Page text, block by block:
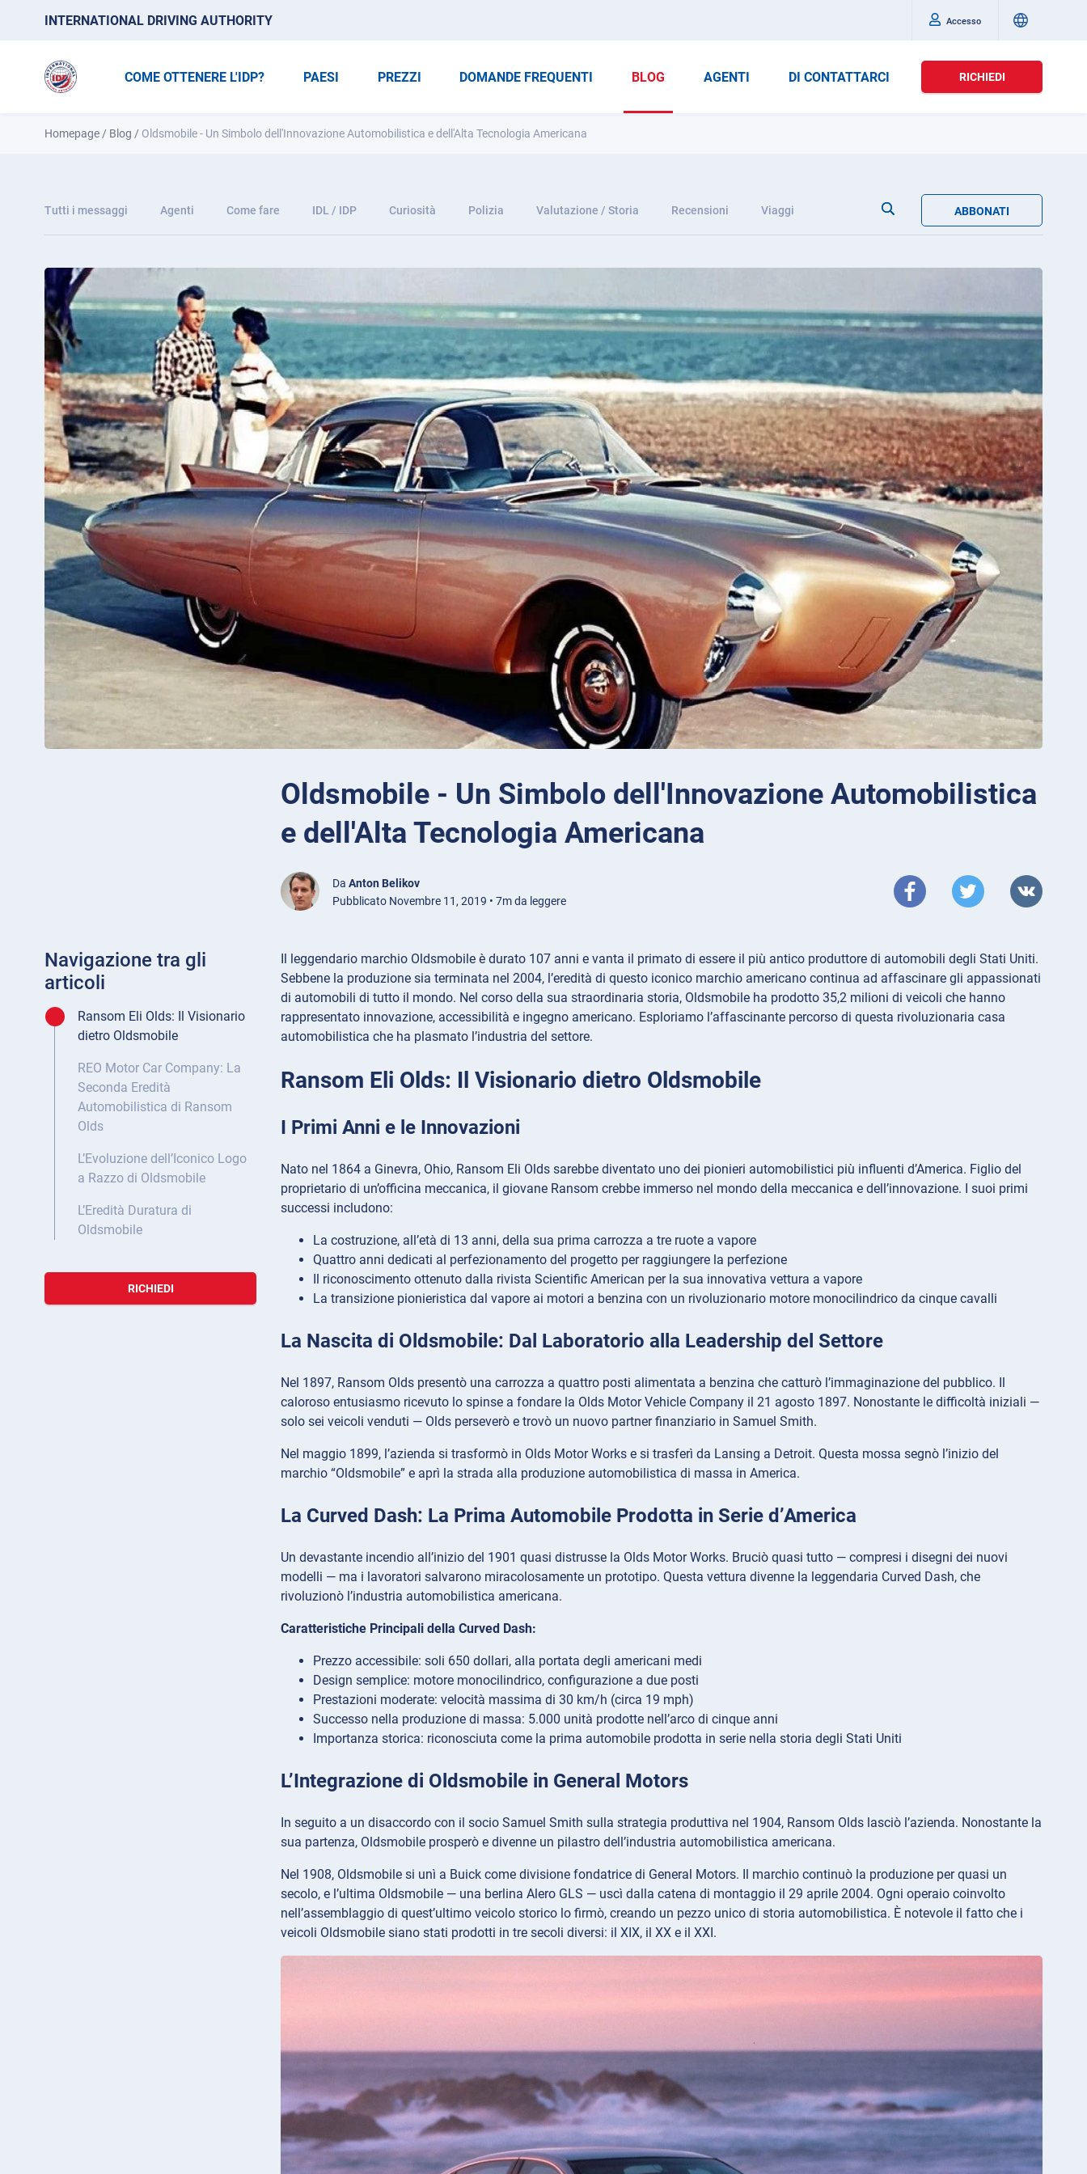
INTERNATIONAL DRIVING AUTHORITY Accesso
COME OTTENERE L'IDP? PAESI PREZZI DOMANDE FREQUENTI BLOG AGENTI DI CONTATTARCI RICHIEDI
Homepage / Blog / Oldsmobile - Un Simbolo dell'Innovazione Automobilistica e dell'Alta Tecnologia Americana
Tutti i messaggi Agenti Come fare IDL / IDP Curiosità Polizia Valutazione / Storia Recensioni Viaggi ABBONATI
Oldsmobile - Un Simbolo dell'Innovazione Automobilistica
e dell'Alta Tecnologia Americana
Da Anton Belikov
Pubblicato Novembre 11, 2019 • 7m da leggere
Navigazione tra gli
articoli
Ransom Eli Olds: Il Visionario
dietro Oldsmobile
REO Motor Car Company: La
Seconda Eredità
Automobilistica di Ransom
Olds
L’Evoluzione dell’Iconico Logo
a Razzo di Oldsmobile
L’Eredità Duratura di
Oldsmobile
RICHIEDI
Il leggendario marchio Oldsmobile è durato 107 anni e vanta il primato di essere il più antico produttore di automobili degli Stati Uniti.
Sebbene la produzione sia terminata nel 2004, l’eredità di questo iconico marchio americano continua ad affascinare gli appassionati
di automobili di tutto il mondo. Nel corso della sua straordinaria storia, Oldsmobile ha prodotto 35,2 milioni di veicoli che hanno
rappresentato innovazione, accessibilità e ingegno americano. Esploriamo l’affascinante percorso di questa rivoluzionaria casa
automobilistica che ha plasmato l’industria del settore.
Ransom Eli Olds: Il Visionario dietro Oldsmobile
I Primi Anni e le Innovazioni
Nato nel 1864 a Ginevra, Ohio, Ransom Eli Olds sarebbe diventato uno dei pionieri automobilistici più influenti d’America. Figlio del
proprietario di un’officina meccanica, il giovane Ransom crebbe immerso nel mondo della meccanica e dell’innovazione. I suoi primi
successi includono:
La costruzione, all’età di 13 anni, della sua prima carrozza a tre ruote a vapore
Quattro anni dedicati al perfezionamento del progetto per raggiungere la perfezione
Il riconoscimento ottenuto dalla rivista Scientific American per la sua innovativa vettura a vapore
La transizione pionieristica dal vapore ai motori a benzina con un rivoluzionario motore monocilindrico da cinque cavalli
La Nascita di Oldsmobile: Dal Laboratorio alla Leadership del Settore
Nel 1897, Ransom Olds presentò una carrozza a quattro posti alimentata a benzina che catturò l’immaginazione del pubblico. Il
caloroso entusiasmo ricevuto lo spinse a fondare la Olds Motor Vehicle Company il 21 agosto 1897. Nonostante le difficoltà iniziali —
solo sei veicoli venduti — Olds perseverò e trovò un nuovo partner finanziario in Samuel Smith.
Nel maggio 1899, l’azienda si trasformò in Olds Motor Works e si trasferì da Lansing a Detroit. Questa mossa segnò l’inizio del
marchio “Oldsmobile” e aprì la strada alla produzione automobilistica di massa in America.
La Curved Dash: La Prima Automobile Prodotta in Serie d’America
Un devastante incendio all’inizio del 1901 quasi distrusse la Olds Motor Works. Bruciò quasi tutto — compresi i disegni dei nuovi
modelli — ma i lavoratori salvarono miracolosamente un prototipo. Questa vettura divenne la leggendaria Curved Dash, che
rivoluzionò l’industria automobilistica americana.
Caratteristiche Principali della Curved Dash:
Prezzo accessibile: soli 650 dollari, alla portata degli americani medi
Design semplice: motore monocilindrico, configurazione a due posti
Prestazioni moderate: velocità massima di 30 km/h (circa 19 mph)
Successo nella produzione di massa: 5.000 unità prodotte nell’arco di cinque anni
Importanza storica: riconosciuta come la prima automobile prodotta in serie nella storia degli Stati Uniti
L’Integrazione di Oldsmobile in General Motors
In seguito a un disaccordo con il socio Samuel Smith sulla strategia produttiva nel 1904, Ransom Olds lasciò l’azienda. Nonostante la
sua partenza, Oldsmobile prosperò e divenne un pilastro dell’industria automobilistica americana.
Nel 1908, Oldsmobile si unì a Buick come divisione fondatrice di General Motors. Il marchio continuò la produzione per quasi un
secolo, e l’ultima Oldsmobile — una berlina Alero GLS — uscì dalla catena di montaggio il 29 aprile 2004. Ogni operaio coinvolto
nell’assemblaggio di quest’ultimo veicolo storico lo firmò, creando un pezzo unico di storia automobilistica. È notevole il fatto che i
veicoli Oldsmobile siano stati prodotti in tre secoli diversi: il XIX, il XX e il XXI.